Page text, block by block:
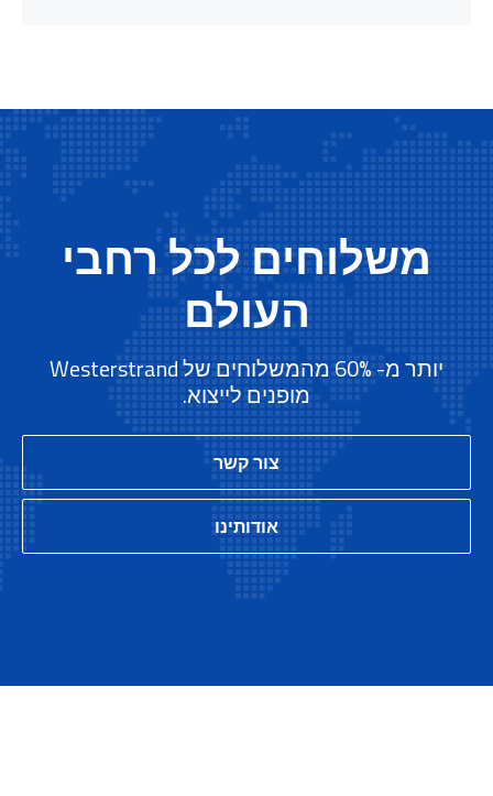
משלוחים לכל רחבי
העולם
יותר מ- 60% מהמשלוחים של Westerstrand
מופנים לייצוא.
צור קשר
אודותינו